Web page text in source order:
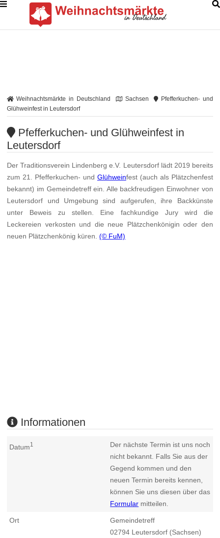
Weihnachtsmärkte in Deutschland Sachsen
Pfefferkuchen- und
Glühweinfest in Leutersdorf
Pfefferkuchen- und Glühweinfest in
Leutersdorf
Der Traditionsverein Lindenberg e.V. Leutersdorf lädt 2019 bereits
zum 21. Pfefferkuchen- und Glühweinfest (auch als Plätzchenfest
bekannt) im Gemeindetreff ein. Alle backfreudigen Einwohner von
Leutersdorf und Umgebung sind aufgerufen, ihre Backkünste
unter Beweis zu stellen. Eine fachkundige Jury wird die
Leckereien verkosten und die neue Plätzchenkönigin oder den
neuen Plätzchenkönig küren.(© FuM)
Informationen
Datum1
Der nächste Termin ist uns noch
nicht bekannt. Falls Sie aus der
Gegend kommen und den
neuen Termin bereits kennen,
können Sie uns diesen über das
Formular mitteilen.
Ort
Gemeindetreff
02794 Leutersdorf (Sachsen)